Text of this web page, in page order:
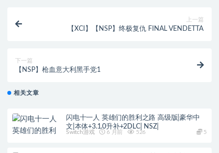
上一篇
【XCI】【NSP】终极复仇 FINAL VENDETTA
下一篇
【NSP】枪血意大利黑手党1
相关文章
闪电十一人 英雄们的胜利之路 高级版|豪华中
文|本体+3.1.0升补+2DLC| NSZ|
Switch游戏 6 月前 526 5